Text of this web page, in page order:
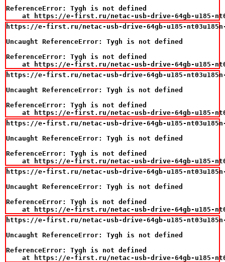
ReferenceError: Tygh is not defined
at https://e-first.ru/netac-usb-drive-64gb-u185-
https://e-first.ru/netac-usb-drive-64gb-u185-nt03u185n-
Uncaught ReferenceError: Tygh is not defined
ReferenceError: Tygh is not defined
at https://e-first.ru/netac-usb-drive-64gb-u185-
https://e-first.ru/netac-usb-drive-64gb-u185-nt03u185n-
Uncaught ReferenceError: Tygh is not defined
ReferenceError: Tygh is not defined
at https://e-first.ru/netac-usb-drive-64gb-u185-
https://e-first.ru/netac-usb-drive-64gb-u185-nt03u185n-
Uncaught ReferenceError: Tygh is not defined
ReferenceError: Tygh is not defined
at https://e-first.ru/netac-usb-drive-64gb-u185-
https://e-first.ru/netac-usb-drive-64gb-u185-nt03u185n-
Uncaught ReferenceError: Tygh is not defined
ReferenceError: Tygh is not defined
at https://e-first.ru/netac-usb-drive-64gb-u185-
https://e-first.ru/netac-usb-drive-64gb-u185-nt03u185n-
Uncaught ReferenceError: Tygh is not defined
ReferenceError: Tygh is not defined
at https://e-first.ru/netac-usb-drive-64gb-u185-